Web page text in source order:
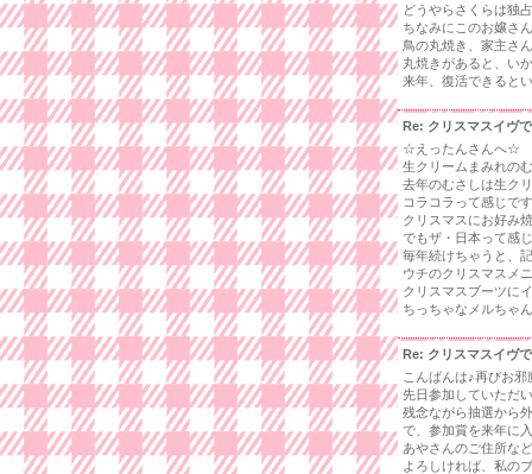
どうやらさくらは独
ちなみにこのお嬢さ
鳥の丸焼き、家主さ
丸焼きがあると、い
来年、復活できると
Re: クリスマスイヴ
☆えったんさんへ☆
生クリームまみれの
去年のむさしは生ク
コラコラって感じで
クリスマスにお好み
でもザ・日本って感
毎年続けちゃうと、
ウチのクリスマスメ
クリスマスブーツに
ちっちゃなメルちゃ
Re: クリスマスイヴ
こんばんは♪再びお邪
先日参加していただ
残念ながら抽選から
で、参加賞を来年に
あやさんのご住所な
よろしければ、私の